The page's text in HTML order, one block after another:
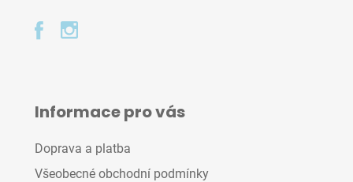
Informace pro vás
Doprava a platba
Všeobecné obchodní podmínky